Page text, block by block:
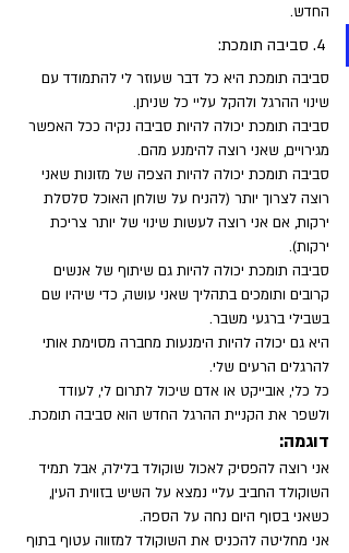
החדש.
4. סביבה תומכת:
סביבה תומכת היא כל דבר שעוזר לי להתמודד עם
שינוי ההרגל ולהקל עליי כל שניתן.
סביבה תומכת יכולה להיות סביבה נקיה ככל האפשר
מגירויים, שאני רוצה להימנע מהם.
סביבה תומכת יכולה להיות הצפה של מזונות שאני
רוצה לצרוך יותר (להניח על שולחן האוכל סלסלת
ירקות, אם אני רוצה לעשות שינוי של יותר צריכת
ירקות).
סביבה תומכת יכולה להיות גם שיתוף של אנשים
קרובים ותומכים בתהליך שאני עושה, כדי שיהיו שם
בשבילי ברגעי משבר.
היא גם יכולה להיות הימנעות מחברה מסוימת אותי
להרגלים הרעים שלי.
כל כלי, אובייקט או אדם שיכול לתרום לי, לעודד
ולשפר את הקניית ההרגל החדש הוא סביבה תומכת.
דוגמה:
אני רוצה להפסיק לאכול שוקולד בלילה, אבל תמיד
השוקולד החביב עליי נמצא על השיש בזווית העין,
כשאני בסוף היום נחה על הספה.
אני מחליטה להכניס את השוקולד למזווה עטוף בתוף